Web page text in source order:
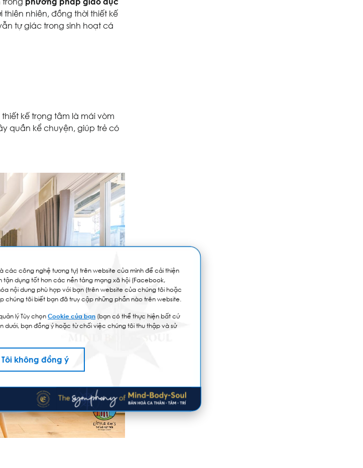
nhiên, đồng thời thiết kế
tự giác trong sinh hoạt cá
kế trọng tâm là mái vòm
quần kể chuyện, giúp trẻ có
tận dụng tốt hơn các nền tảng mạng xã hội (Facebook,
nội dung phù hợp với bạn (trên website của chúng tôi hoặc
chúng tôi biết bạn đã truy cập những phần nào trên website.
lý Tùy chọnCookie của bạn (bạn có thể thực hiện bất cứ
dưới, bạn đồng ý hoặc từ chối việc chúng tôi thu thập và sử
Tôi không đồng ý